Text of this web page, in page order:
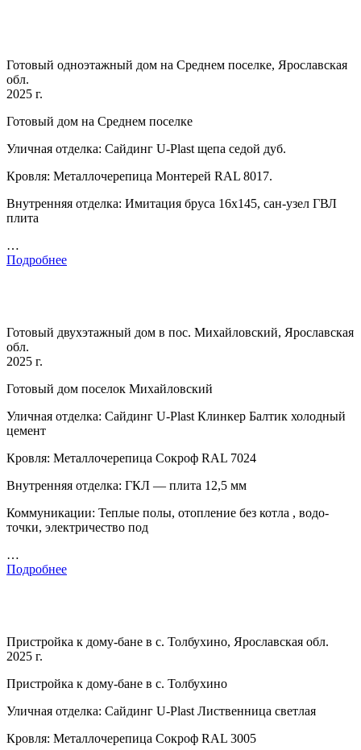
Готовый одноэтажный дом на Среднем поселке, Ярославская
обл.
2025 г.
Готовый дом на Среднем поселке
Уличная отделка: Сайдинг U-Plast щепа седой дуб.
Кровля: Металлочерепица Монтерей RAL 8017.
Внутренняя отделка: Имитация бруса 16х145, сан-узел ГВЛ
плита
…
Подробнее
Готовый двухэтажный дом в пос. Михайловский, Ярославская
обл.
2025 г.
Готовый дом поселок Михайловский
Уличная отделка: Сайдинг U-Plast Клинкер Балтик холодный
цемент
Кровля: Металлочерепица Сокроф RAL 7024
Внутренняя отделка: ГКЛ — плита 12,5 мм
Коммуникации: Теплые полы, отопление без котла , водо-
точки, электричество под
…
Подробнее
Пристройка к дому-бане в с. Толбухино, Ярославская обл.
2025 г.
Пристройка к дому-бане в с. Толбухино
Уличная отделка: Сайдинг U-Plast Лиственница светлая
Кровля: Металлочерепица Сокроф RAL 3005